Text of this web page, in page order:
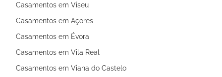
Casamentos em Viseu
Casamentos em Açores
Casamentos em Évora
Casamentos em Vila Real
Casamentos em Viana do Castelo